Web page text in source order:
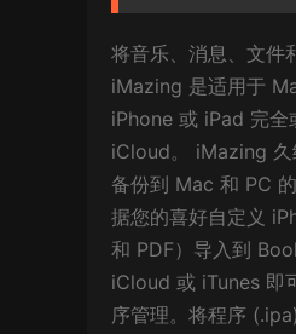
将音乐、消息、文件
iMazing 是适用于
iPhone 或 iPad 完全
iCloud。 iMazing 久
备份到 Mac 和 PC
据您的喜好自定义
和 PDF）导入到
iCloud 或 iTunes 即
序管理。将程序